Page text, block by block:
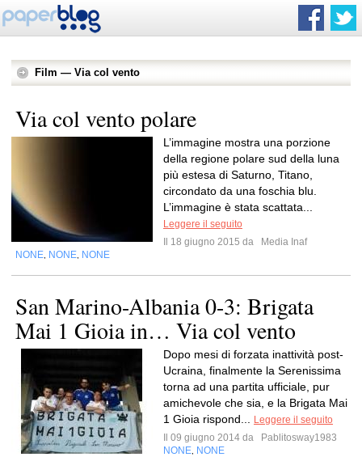
Film — Via col vento
Via col vento polare
L’immagine mostra una porzione
della regione polare sud della luna
più estesa di Saturno, Titano,
circondato da una foschia blu.
L’immagine è stata scattata...
Leggere il seguito
Il 18 giugno 2015 da
Media Inaf
NONE NONE NONE
San Marino-Albania 0-3: Brigata
Mai 1 Gioia in… Via col vento
Dopo mesi di forzata inattività post-
Ucraina, finalmente la Serenissima
torna ad una partita ufficiale, pur
amichevole che sia, e la Brigata Mai
1 Gioia rispond...
Leggere il seguito
Il 09 giugno 2014 da
Pablitosway1983
NONE NONE